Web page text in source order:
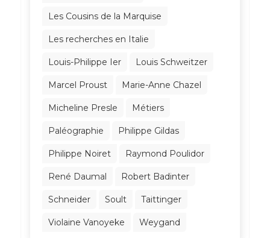
Les Cousins de la Marquise
Les recherches en Italie
Louis-Philippe Ier Louis Schweitzer
Marcel Proust Marie-Anne Chazel
Micheline Presle Métiers
Paléographie Philippe Gildas
Philippe Noiret Raymond Poulidor
René Daumal Robert Badinter
Schneider Soult Taittinger
Violaine Vanoyeke Weygand